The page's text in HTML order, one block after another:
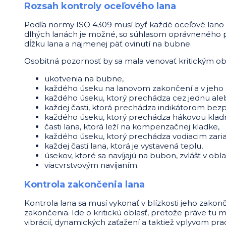
Rozsah kontroly oceľového lana
Podľa normy ISO 4309 musí byť každé oceľové
dlhých lanách je možné, so súhlasom
dĺžku lana a najmenej päť ovinutí na bubne.
Osobitná pozornosť by sa mala venovať kritickým
ukotvenia na bubne,
každého úseku na lanovom zakončení a v jeho
každého úseku, ktorý prechádza cez jednu
každej časti, ktorá prechádza indikátorom
každého úseku, ktorý prechádza hákovou
časti lana, ktorá leží na kompenzačnej kladke,
každého úseku, ktorý prechádza vodiacim
každej časti lana, ktorá je vystavená teplu,
úsekov, ktoré sa navíjajú na bubon, zvlášť v
viacvrstvovým navíjaním.
Kontrola zakončenia lana
Kontrola lana sa musí vykonať v blízkosti jeho
zakončenia. Ide o kritickú oblasť, pretože práve tu
vibrácií, dynamických zaťažení a taktiež vplyvom